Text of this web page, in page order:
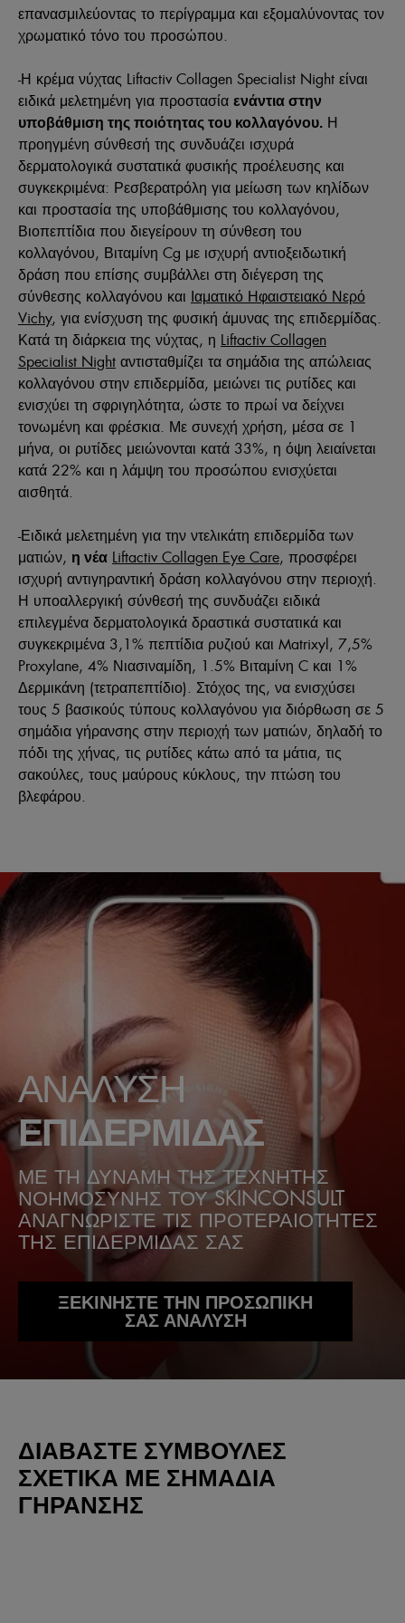
επανασμιλεύοντας το περίγραμμα και εξομαλύνοντας τον
χρωματικό τόνο του προσώπου.
-Η κρέμα νύχτας Liftactiv Collagen Specialist Night είναι
ειδικά μελετημένη για προστασία ενάντια στην
υποβάθμιση της ποιότητας του κολλαγόνου. Η
προηγμένη σύνθεσή της συνδυάζει ισχυρά
δερματολογικά συστατικά φυσικής προέλευσης και
συγκεκριμένα: Ρεσβερατρόλη για μείωση των κηλίδων
και προστασία της υποβάθμισης του κολλαγόνου,
Βιοπεπτίδια που διεγείρουν τη σύνθεση του
κολλαγόνου, Βιταμίνη Cg με ισχυρή αντιοξειδωτική
δράση που επίσης συμβάλλει στη διέγερση της
σύνθεσης κολλαγόνου και Ιαματικό Ηφαιστειακό Νερό
Vichy, για ενίσχυση της φυσική άμυνας της επιδερμίδας.
Κατά τη διάρκεια της νύχτας, η Liftactiv Collagen
Specialist Night αντισταθμίζει τα σημάδια της απώλειας
κολλαγόνου στην επιδερμίδα, μειώνει τις ρυτίδες και
ενισχύει τη σφριγηλότητα, ώστε το πρωί να δείχνει
τονωμένη και φρέσκια. Με συνεχή χρήση, μέσα σε 1
μήνα, οι ρυτίδες μειώνονται κατά 33%, η όψη λειαίνεται
κατά 22% και η λάμψη του προσώπου ενισχύεται
αισθητά.
-Ειδικά μελετημένη για την ντελικάτη επιδερμίδα των
ματιών, η νέα Liftactiv Collagen Eye Care, προσφέρει
ισχυρή αντιγηραντική δράση κολλαγόνου στην περιοχή.
Η υποαλλεργική σύνθεσή της συνδυάζει ειδικά
επιλεγμένα δερματολογικά δραστικά συστατικά και
συγκεκριμένα 3,1% πεπτίδια ρυζιού και Matrixyl, 7,5%
Proxylane, 4% Νιασιναμίδη, 1.5% Βιταμίνη C και 1%
Δερμικάνη (τετραπεπτίδιο). Στόχος της, να ενισχύσει
τους 5 βασικούς τύπους κολλαγόνου για διόρθωση σε 5
σημάδια γήρανσης στην περιοχή των ματιών, δηλαδή το
πόδι της χήνας, τις ρυτίδες κάτω από τα μάτια, τις
σακούλες, τους μαύρους κύκλους, την πτώση του
βλεφάρου.
ΑΝΑΛΥΣΗ
ΕΠΙΔΕΡΜΙΔΑΣ
ΜΕ ΤΗ ΔΥΝΑΜΗ ΤΗΣ ΤΕΧΝΗΤΗΣ
ΝΟΗΜΟΣΥΝΗΣ ΤΟΥ SKINCONSULT
ΑΝΑΓΝΩΡΙΣΤΕ ΤΙΣ ΠΡΟΤΕΡΑΙΟΤΗΤΕΣ
ΤΗΣ ΕΠΙΔΕΡΜΙΔΑΣ ΣΑΣ
ΞΕΚΙΝΗΣΤΕ ΤΗΝ ΠΡΟΣΩΠΙΚΗ
ΣΑΣ ΑΝΑΛΥΣΗ
ΔΙΑΒΆΣΤΕ ΣΥΜΒΟΥΛΈΣ
ΣΧΕΤΙΚΆ ΜΕ ΣΗΜΑΔΙΑ
ΓΗΡΑΝΣΗΣ